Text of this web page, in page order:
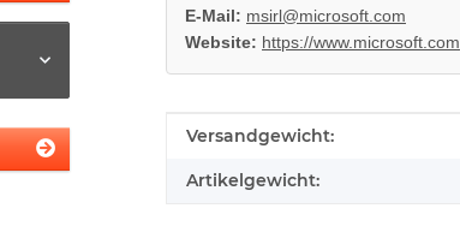
E-Mail: msirl@microsoft.com
Website: https://www.microsoft.com
Produkteigenschaft
Wert
Versandgewicht:
Artikelgewicht: